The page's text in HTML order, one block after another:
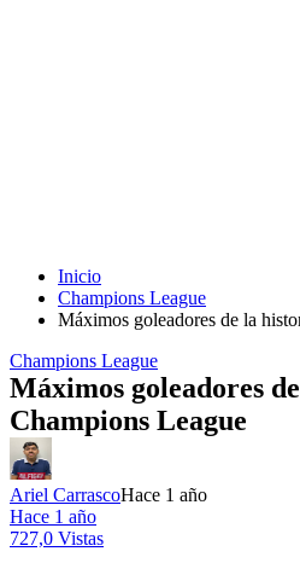
Inicio
Champions League
Máximos goleadores de la
Champions League
Máximos goleadores
Champions League
Ariel CarrascoHace 1 año
Hace 1 año
727,0 Vistas